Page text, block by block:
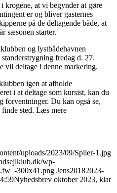
krogene, at vi begynder at gøre
er og bliver gasternes
på de deltagende både, at
sæsonen starter.
og lystbådehavnen
fredag d. 27.
vil deltage i denne markering.
igen at afholde
i at deltage som kursist, kan du
forventninger. Du kan også se,
sted. Læs mere
uploads/2023/09/Spiler-1.jpg
wp-
300x41.png Jens20182023-
Nyhedsbrev oktober 2023, klar